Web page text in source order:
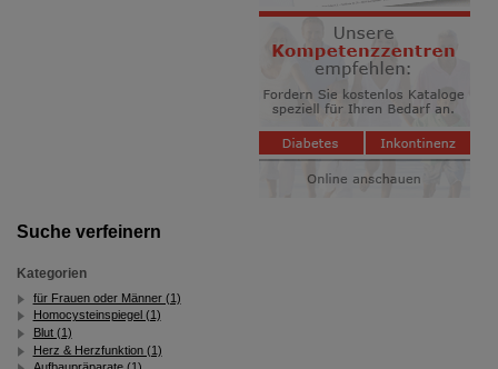
Suche verfeinern
Kategorien
für Frauen oder Männer (1)
Homocysteinspiegel (1)
Blut (1)
Herz & Herzfunktion (1)